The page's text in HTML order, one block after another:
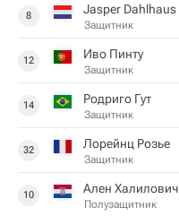
8 Jasper Dahlhaus
Защитник
12 Иво Пинту
Защитник
14 Родриго Гут
Защитник
32 Лорейнц Розье
Защитник
10 Ален Халилович
Полузащитник